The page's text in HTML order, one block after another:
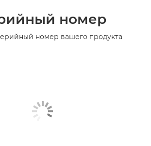
номер
номер вашего продукта